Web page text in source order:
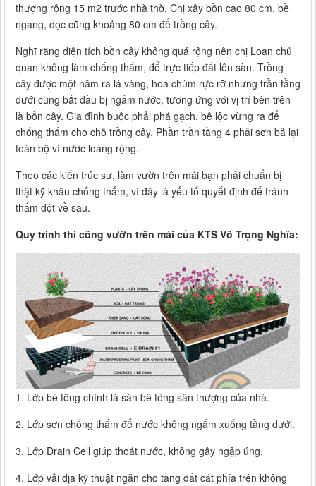
thượng rộng 15 m2 trước nhà thờ. Chị xây bồn cao 80 cm, bề
ngang, dọc cũng khoảng 80 cm để trồng cây.
Nghĩ rằng diện tích bồn cây không quá rộng nên chị Loan chủ
quan không làm chống thấm, đổ trực tiếp đất lên sàn. Trồng
cây được một năm ra lá vàng, hoa chùm rực rỡ nhưng trần tầng
dưới cũng bắt đầu bị ngấm nước, tương ứng với vị trí bên trên
là bồn cây. Gia đình buộc phải phá gạch, bê lộc vừng ra để
chống thấm cho chỗ trồng cây. Phần trần tầng 4 phải sơn bả lại
toàn bộ vì nước loang rộng.
Theo các kiến trúc sư, làm vườn trên mái bạn phải chuẩn bị
thật kỹ khâu chống thấm, vì đây là yếu tố quyết định để tránh
thấm dột về sau.
Quy trình thi công vườn trên mái của KTS Võ Trọng Nghĩa:
1. Lớp bê tông chính là sàn bê tông sân thượng của nhà.
2. Lớp sơn chống thấm để nước không ngấm xuống tầng dưới.
3. Lớp Drain Cell giúp thoát nước, không gây ngập úng.
4. Lớp vải địa kỹ thuật ngăn cho tầng đất cát phía trên không